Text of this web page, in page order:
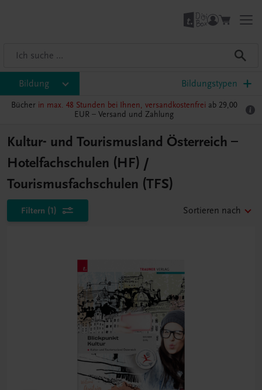
Bildung Bildungstypen
Bücher in max. 48 Stunden bei Ihnen, versandkostenfrei ab 29,00
EUR – Versand und Zahlung
Kultur- und Tourismusland Österreich –
Hotelfachschulen (HF) /
Tourismusfachschulen (TFS)
Filtern (1) Sortieren nach